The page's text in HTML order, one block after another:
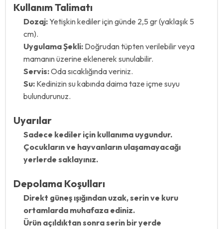
Kullanım Talimatı
Dozaj:Yetişkin kediler için günde 2,5 gr (yaklaşık 5
cm).
Uygulama Şekli: Doğrudan tüpten verilebilir veya
mamanın üzerine eklenerek sunulabilir.
Servis:Oda sıcaklığında veriniz.
Su: Kedinizin su kabında daima taze içme suyu
bulundurunuz.
Uyarılar
Sadece kediler için kullanıma uygundur.
Çocukların ve hayvanların ulaşamayacağı
yerlerde saklayınız.
Depolama Koşulları
Direkt güneş ışığından uzak, serin ve kuru
ortamlarda muhafaza ediniz.
Ürün açıldıktan sonra serin bir yerde